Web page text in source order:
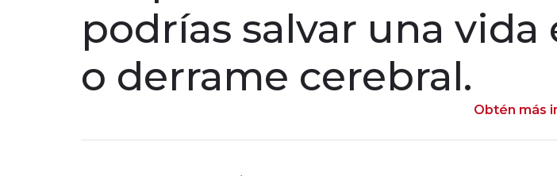
podrías salvar una
o derrame cerebral.
Obtén más